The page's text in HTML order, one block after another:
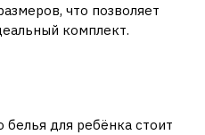
что позволяет
комплект.
для ребёнка стоит